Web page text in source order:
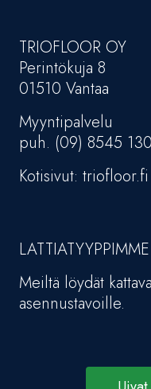
TRIOFLOOR OY
Perintökuja 8
01510 Vantaa
Myyntipalvelu
puh. (09) 8545 130
Kotisivut:
LATTIATYYPPIMME
Meiltä löydät
asennustavoille.